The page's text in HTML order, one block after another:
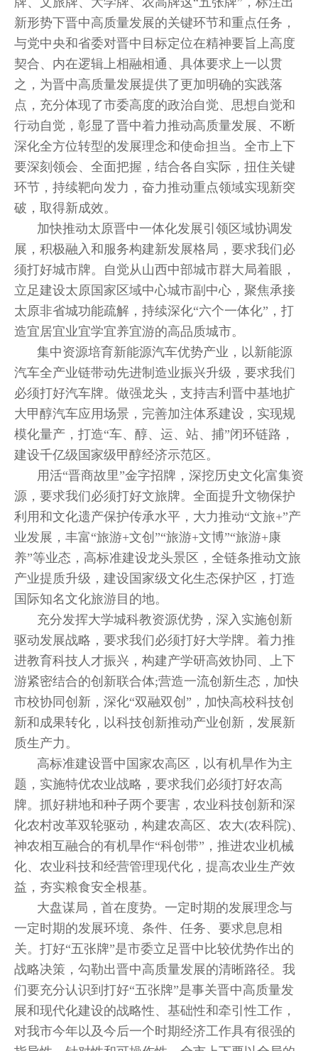
新形势下晋中高质量发展的关键环节和重点任务，
与党中央和省委对晋中目标定位在精神要旨上高度
契合、内在逻辑上相融相通、具体要求上一以贯
之，为晋中高质量发展提供了更加明确的实践落
点，充分体现了市委高度的政治自觉、思想自觉和
行动自觉，彰显了晋中着力推动高质量发展、不断
深化全方位转型的发展理念和使命担当。全市上下
要深刻领会、全面把握，结合各自实际，扭住关键
环节，持续靶向发力，奋力推动重点领域实现新突
破，取得新成效。
加快推动太原晋中一体化发展引领区域协调发
展，积极融入和服务构建新发展格局，要求我们必
须打好城市牌。自觉从山西中部城市群大局着眼，
立足建设太原国家区域中心城市副中心，聚焦承接
太原非省城功能疏解，持续深化“六个一体化”，打
造宜居宜业宜学宜养宜游的高品质城市。
集中资源培育新能源汽车优势产业，以新能源
汽车全产业链带动先进制造业振兴升级，要求我们
必须打好汽车牌。做强龙头，支持吉利晋中基地扩
大甲醇汽车应用场景，完善加注体系建设，实现规
模化量产，打造“车、醇、运、站、捕”闭环链路，
建设千亿级国家级甲醇经济示范区。
用活“晋商故里”金字招牌，深挖历史文化富集资
源，要求我们必须打好文旅牌。全面提升文物保护
利用和文化遗产保护传承水平，大力推动“文旅+”产
业发展，丰富“旅游+文创”“旅游+文博”“旅游+康
养”等业态，高标准建设龙头景区，全链条推动文旅
产业提质升级，建设国家级文化生态保护区，打造
国际知名文化旅游目的地。
充分发挥大学城科教资源优势，深入实施创新
驱动发展战略，要求我们必须打好大学牌。着力推
进教育科技人才振兴，构建产学研高效协同、上下
游紧密结合的创新联合体;营造一流创新生态，加快
市校协同创新，深化“双融双创”，加快高校科技创
新和成果转化，以科技创新推动产业创新，发展新
质生产力。
高标准建设晋中国家农高区，以有机旱作为主
题，实施特优农业战略，要求我们必须打好农高
牌。抓好耕地和种子两个要害，农业科技创新和深
化农村改革双轮驱动，构建农高区、农大(农科院)、
神农相互融合的有机旱作“科创带”，推进农业机械
化、农业科技和经营管理现代化，提高农业生产效
益，夯实粮食安全根基。
大盘谋局，首在度势。一定时期的发展理念与
一定时期的发展环境、条件、任务、要求息息相
关。打好“五张牌”是市委立足晋中比较优势作出的
战略决策，勾勒出晋中高质量发展的清晰路径。我
们要充分认识到打好“五张牌”是事关晋中高质量发
展和现代化建设的战略性、基础性和牵引性工作，
对我市今年以及今后一个时期经济工作具有很强的